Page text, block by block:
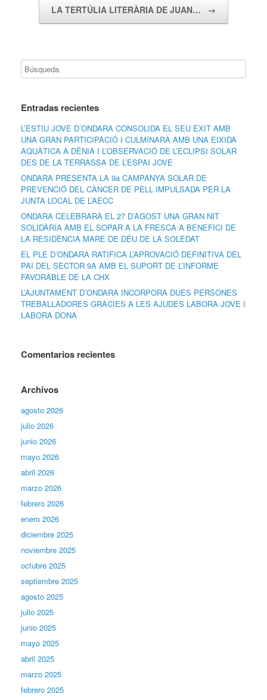
LA TERTÚLIA LITERÀRIA DE JUAN… →
Entradas recientes
L’ESTIU JOVE D’ONDARA CONSOLIDA EL SEU ÈXIT AMB
UNA GRAN PARTICIPACIÓ I CULMINARÀ AMB UNA EIXIDA
AQUÀTICA A DÉNIA I L’OBSERVACIÓ DE L’ECLIPSI SOLAR
DES DE LA TERRASSA DE L’ESPAI JOVE
ONDARA PRESENTA LA 9a CAMPANYA SOLAR DE
PREVENCIÓ DEL CÀNCER DE PELL IMPULSADA PER LA
JUNTA LOCAL DE L’AECC
ONDARA CELEBRARÀ EL 27 D’AGOST UNA GRAN NIT
SOLIDÀRIA AMB EL SOPAR A LA FRESCA A BENEFICI DE
LA RESIDÈNCIA MARE DE DÉU DE LA SOLEDAT
EL PLE D’ONDARA RATIFICA L’APROVACIÓ DEFINITIVA DEL
PAI DEL SECTOR 9A AMB EL SUPORT DE L’INFORME
FAVORABLE DE LA CHX
L’AJUNTAMENT D’ONDARA INCORPORA DUES PERSONES
TREBALLADORES GRÀCIES A LES AJUDES LABORA JOVE I
LABORA DONA
Comentarios recientes
Archivos
agosto 2026
julio 2026
junio 2026
mayo 2026
abril 2026
marzo 2026
febrero 2026
enero 2026
diciembre 2025
noviembre 2025
octubre 2025
septiembre 2025
agosto 2025
julio 2025
junio 2025
mayo 2025
abril 2025
marzo 2025
febrero 2025